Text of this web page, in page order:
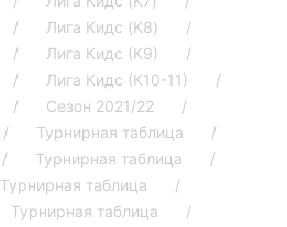
Лига Кидс (K8)
Лига Кидс (К9)
Лига Кидс (К10-11)
Сезон 2021/22
Турнирная таблица
Турнирная таблица
Турнирная таблица
Турнирная таблица